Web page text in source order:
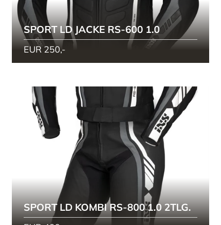
SPORT LD JACKE RS-600 1.0
EUR 250,-
SPORT LD KOMBI RS-800 1.0 2TLG.